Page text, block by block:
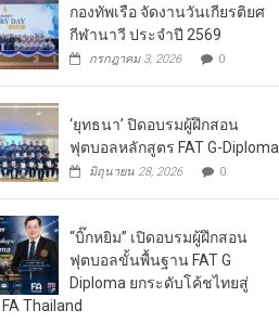
กองทัพเรือ จัดงานวันเกียรติยศ
กีฬานาวี ประจำปี 2569
กรกฎาคม 3, 2026 0
‘ยุทธนา’ ปิดอบรมผู้ฝึกสอน
ฟุตบอลหลักสูตร FAT G-Diploma
มิถุนายน 28, 2026 0
“บิ๊กหยิม” เปิดอบรมผู้ฝึกสอน
ฟุตบอลขั้นพื้นฐาน FAT G
Diploma ยกระดับโค้ชไทยสู่
Thailand